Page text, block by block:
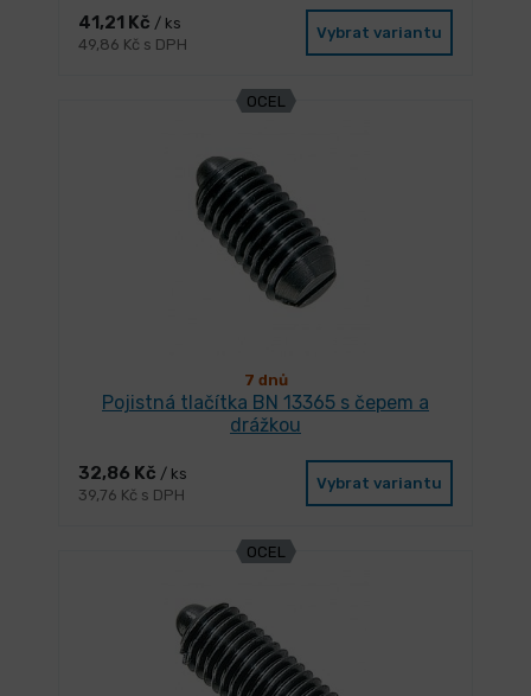
41,21 Kč / ks
49,86 Kč s DPH
Vybrat variantu
OCEL
7 dnů
Pojistná tlačítka BN 13365 s čepem a
drážkou
32,86 Kč / ks
39,76 Kč s DPH
Vybrat variantu
OCEL